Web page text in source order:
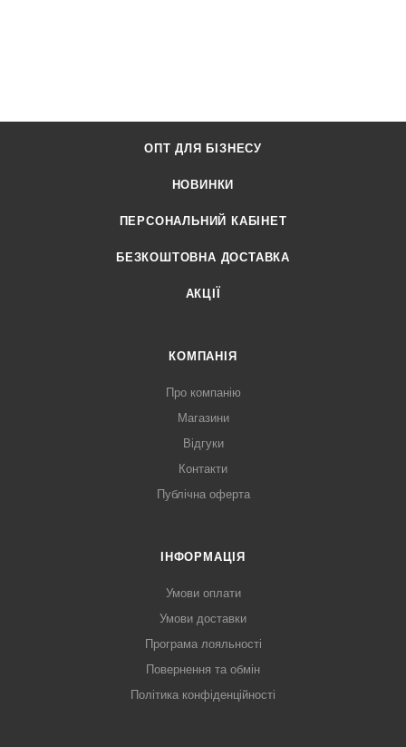
ОПТ ДЛЯ БІЗНЕСУ
НОВИНКИ
ПЕРСОНАЛЬНИЙ КАБІНЕТ
БЕЗКОШТОВНА ДОСТАВКА
АКЦІЇ
КОМПАНІЯ
Про компанію
Магазини
Відгуки
Контакти
Публічна оферта
ІНФОРМАЦІЯ
Умови оплати
Умови доставки
Програма лояльності
Повернення та обмін
Політика конфіденційності